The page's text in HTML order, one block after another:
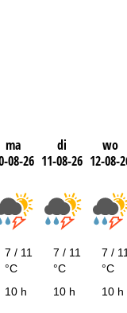
ma
08-26
di
11-08-26
wo
12-08-
7 / 11
°C
7 / 11
°C
7 /
°C
10 h 10 h 10 h